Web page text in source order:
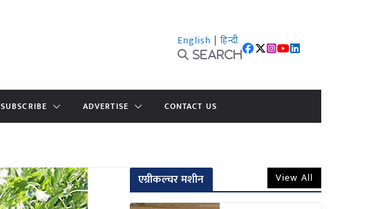
English | हिन्दी
Search
SUBSCRIBE ADVERTISE CONTACT US
एग्रीकल्चर मशीन View All